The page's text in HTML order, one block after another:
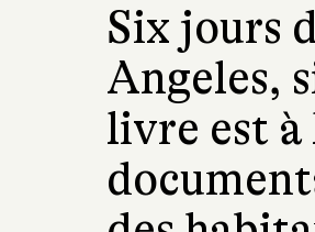
Six jours
Angeles,
livre est